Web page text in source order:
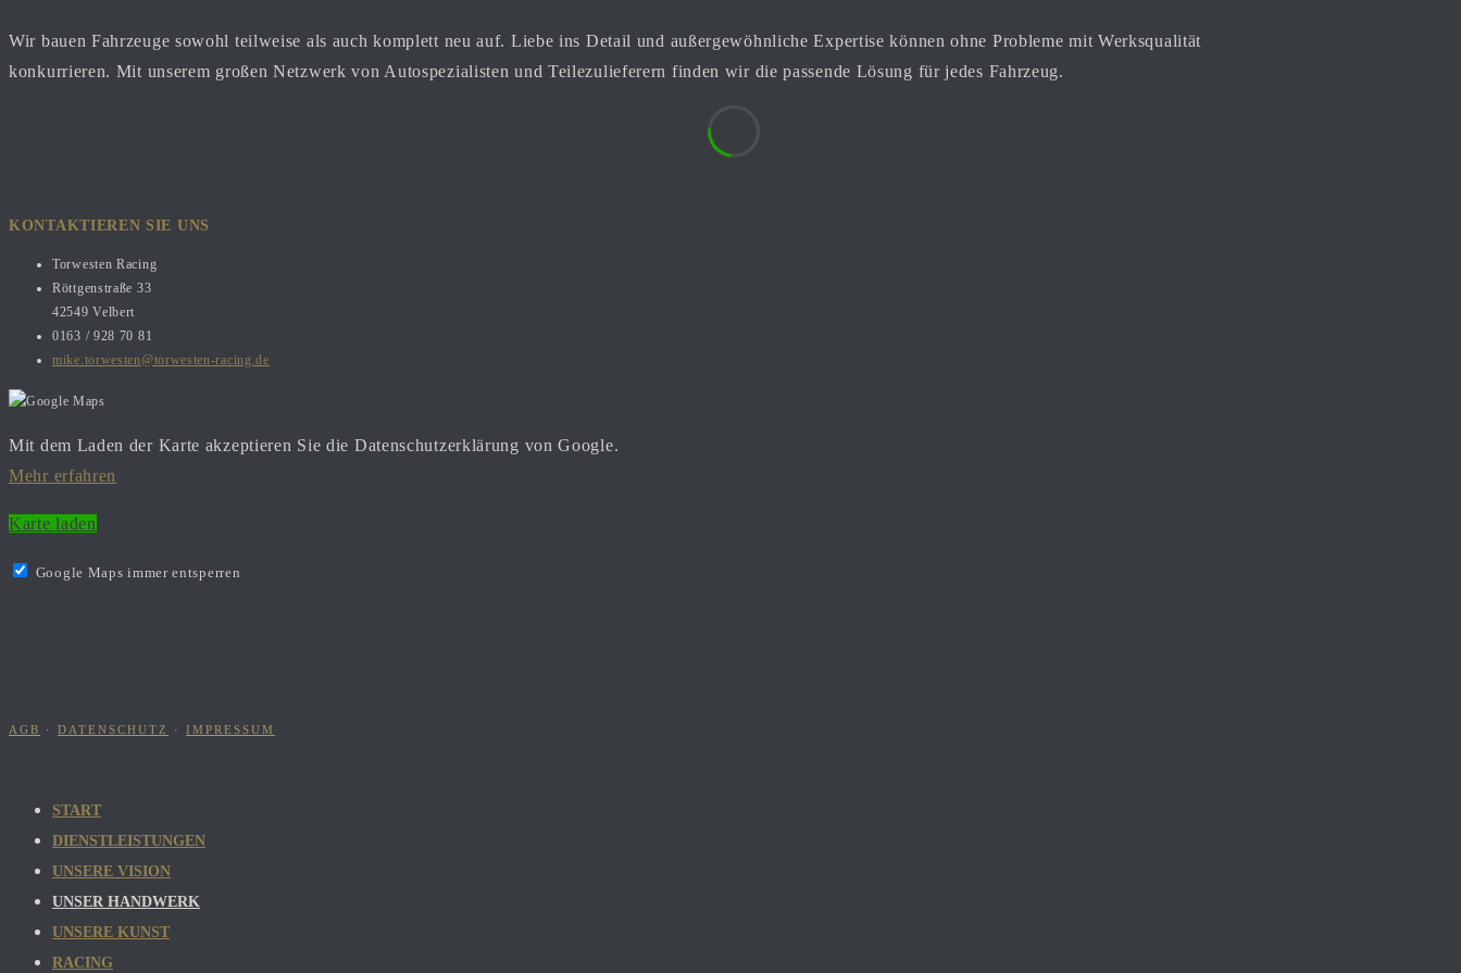
Wir bauen Fahrzeuge sowohl teilweise als auch komplett neu auf. Liebe ins Detail und außergewöhnliche Expertise können ohne Probleme mit Werksqualität
konkurrieren. Mit unserem großen Netzwerk von Autospezialisten und Teilezulieferern finden wir die passende Lösung für jedes Fahrzeug.
KONTAKTIEREN SIE UNS
Torwesten Racing
Röttgenstraße 33
42549 Velbert
0163 / 928 70 81
mike.torwesten@torwesten-racing.de
Mit dem Laden der Karte akzeptieren Sie die Datenschutzerklärung von Google.
Mehr erfahren
Karte laden
Google Maps immer entsperren
AGB · DATENSCHUTZ · IMPRESSUM
START
DIENSTLEISTUNGEN
UNSERE VISION
UNSER HANDWERK
UNSERE KUNST
RACING